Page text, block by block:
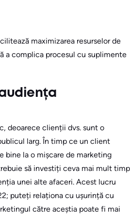
maximizarea resurselor de
a complica procesul cu suplimente
deoarece clienții dvs. sunt o
larg. În timp ce un client
bine la o mișcare de marketing
să investiți ceva mai mult timp
unei alte afaceri. Acest lucru
puteți relaționa cu ușurință cu
către aceștia poate fi mai